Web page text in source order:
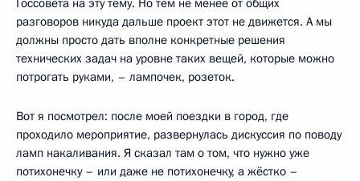
Госсовета на эту тему. Но тем не менее от общих
разговоров никуда дальше проект этот не движется. А мы
должны просто дать вполне конкретные решения
технических задач на уровне таких вещей, которые можно
потрогать руками, – лампочек, розеток.
Вот я посмотрел: после моей поездки в город, где
проходило мероприятие, развернулась дискуссия по поводу
ламп накаливания. Я сказал там о том, что нужно уже
потихонечку – или даже не потихонечку, а жёстко –